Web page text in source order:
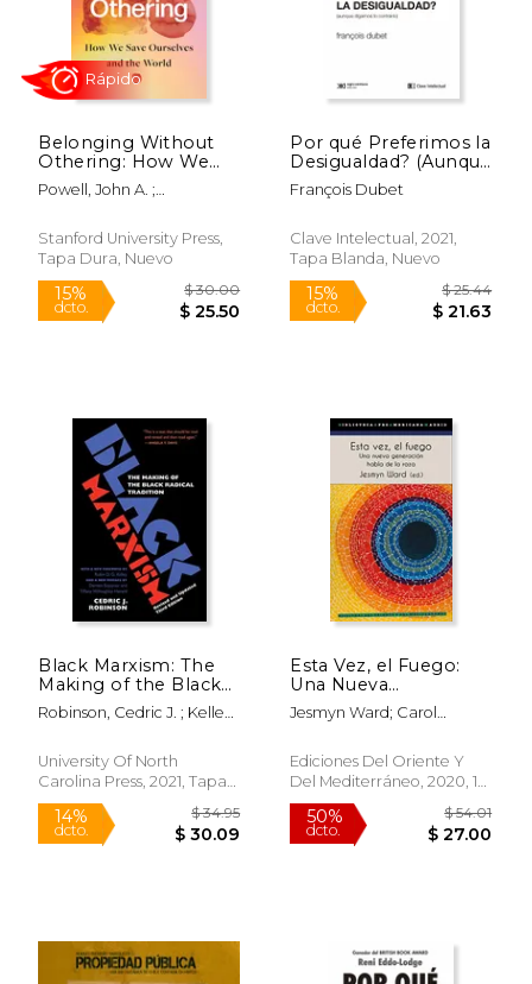
$
50%
dcto.
$ 49.78
$ 24.89
15%
dcto.
Rápido
Belonging Without
Othering: How We
Save Ourselves and
the World (en Inglés)
Powell, John A. ;
Stanford University Press,
Tapa Dura, Nuevo
Por qué Preferimos la
Desigualdad? (Aunque
Digamos lo Contrario)
(Clave Intelectual)
François Dubet
Clave Intelectual, 2021,
Tapa Blanda, Nuevo
Black Marxism: The
Making of the Black
Radical Tradition (en
Inglés)
Robinson, Cedric J. ; Kelley,
Herard, Tiffany
University Of North
Carolina Press, 2021, Tapa
Blanda, Nuevo
Esta Vez, el Fuego:
Una Nueva
Generación Habla de
la Raza
Jesmyn Ward; Carol
Garnette Cadogan;
Edwidge Danticat; Rachel
Kaadzi Ghansah; Mitchell S.
Jackson; Honor&Eacute;E
Fanonne Jeffers; Kima
Ediciones Del Oriente Y
Del Mediterráneo, 2020, 1
Edición, Tapa Blanda,
Nuevo